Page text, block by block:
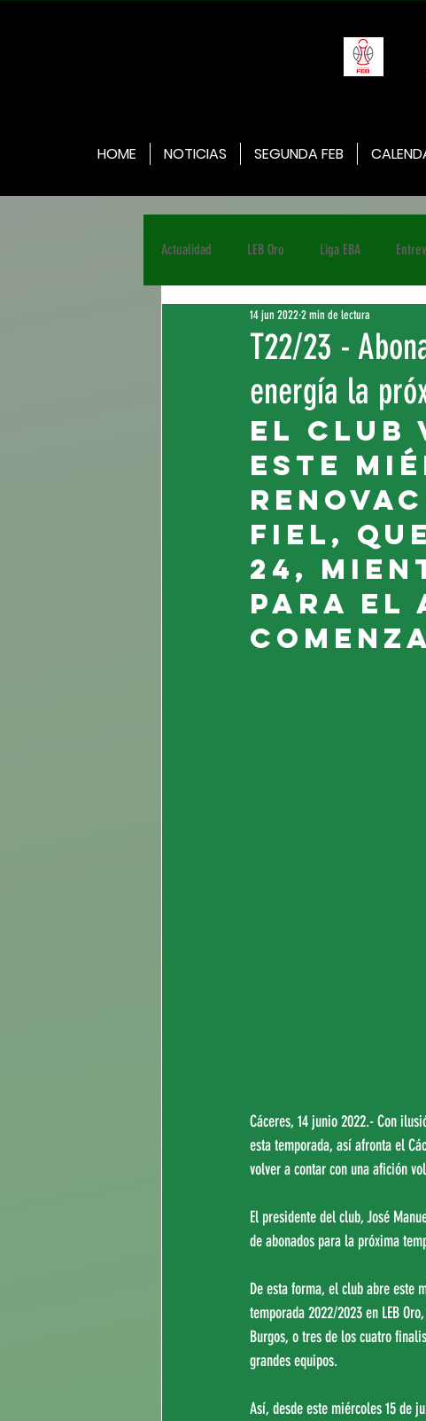
HOME NOTICIAS SEGUNDA FEB
Actualidad LEB Oro Liga EBA
T22/23 -
energía la
14 jun 20222 min de lectura
El club
este
fiel,
24,
para el
Cáceres, 14 junio 2022.- Con
esta temporada, así afronta el
volver a contar con una afición
El presidente del club, José
de abonados para la próxima
De esta forma, el club abre este
temporada 2022/2023 en LEB
Burgos, o tres de los cuatro
grandes equipos.
Así, desde este miércoles 15 de